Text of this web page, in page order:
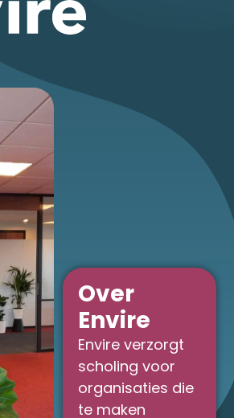
Over
Envire
Envire verzorgt
scholing voor
organisaties die
te maken